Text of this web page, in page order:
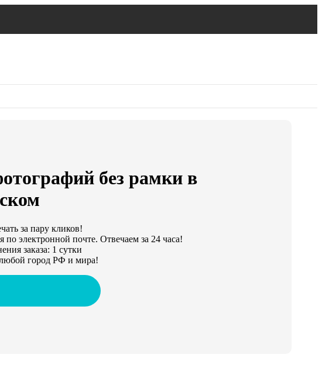
без рамки в
за пару кликов!
по электронной почте. Отвечаем за 24 часа!
заказа: 1 сутки
город РФ и мира!